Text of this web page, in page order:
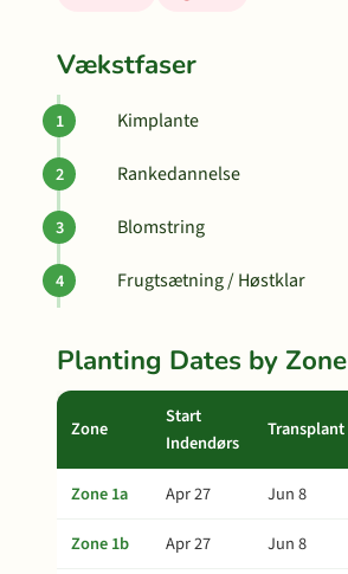
Vækstfaser
Kimplante
Rankedannelse
Blomstring
Frugtsætning / Høstklar
Planting Dates by Zone
Zone
Start
Indendørs
Transplant
Zone 1a Apr 27 Jun 8
Zone 1b
Apr 27 Jun 8